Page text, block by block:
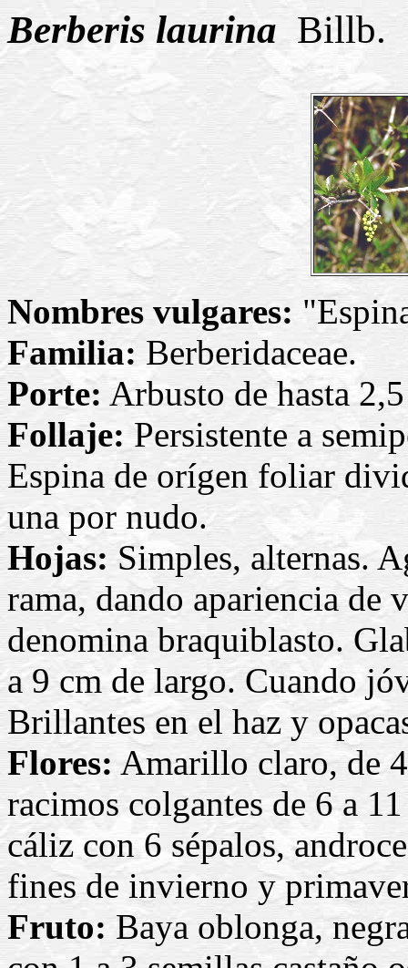
Berberis laurina Billb.
Nombres vulgares:
Familia: Berberidaceae.
Porte: Arbusto de hasta
Follaje: Persistente a
Espina de orígen foliar
una por nudo.
Hojas:Simples, alternas.
rama, dando apariencia de
denomina braquiblasto.
a 9 cm de largo. Cuando
Brillantes en el haz y
Flores: Amarillo claro, de
racimos colgantes de 6 a
cáliz con 6 sépalos,
fines de invierno y
Fruto: Baya oblonga,